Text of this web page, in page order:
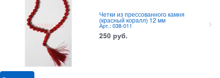
Четки из прессованного камня
(красный коралл) 12 мм
Арт.: 038-011
250 руб.